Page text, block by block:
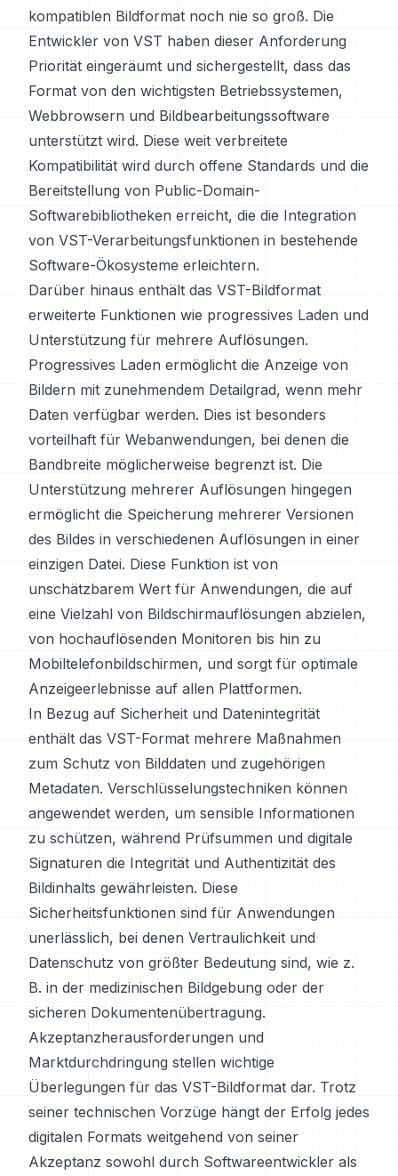
kompatiblen Bildformat noch nie so groß. Die
Entwickler von VST haben dieser Anforderung
Priorität eingeräumt und sichergestellt, dass das
Format von den wichtigsten Betriebssystemen,
Webbrowsern und Bildbearbeitungssoftware
unterstützt wird. Diese weit verbreitete
Kompatibilität wird durch offene Standards und die
Bereitstellung von Public-Domain-
Softwarebibliotheken erreicht, die die Integration
von VST-Verarbeitungsfunktionen in bestehende
Software-Ökosysteme erleichtern.
Darüber hinaus enthält das VST-Bildformat
erweiterte Funktionen wie progressives Laden und
Unterstützung für mehrere Auflösungen.
Progressives Laden ermöglicht die Anzeige von
Bildern mit zunehmendem Detailgrad, wenn mehr
Daten verfügbar werden. Dies ist besonders
vorteilhaft für Webanwendungen, bei denen die
Bandbreite möglicherweise begrenzt ist. Die
Unterstützung mehrerer Auflösungen hingegen
ermöglicht die Speicherung mehrerer Versionen
des Bildes in verschiedenen Auflösungen in einer
einzigen Datei. Diese Funktion ist von
unschätzbarem Wert für Anwendungen, die auf
eine Vielzahl von Bildschirmauflösungen abzielen,
von hochauflösenden Monitoren bis hin zu
Mobiltelefonbildschirmen, und sorgt für optimale
Anzeigeerlebnisse auf allen Plattformen.
In Bezug auf Sicherheit und Datenintegrität
enthält das VST-Format mehrere Maßnahmen
zum Schutz von Bilddaten und zugehörigen
Metadaten. Verschlüsselungstechniken können
angewendet werden, um sensible Informationen
zu schützen, während Prüfsummen und digitale
Signaturen die Integrität und Authentizität des
Bildinhalts gewährleisten. Diese
Sicherheitsfunktionen sind für Anwendungen
unerlässlich, bei denen Vertraulichkeit und
Datenschutz von größter Bedeutung sind, wie z.
B. in der medizinischen Bildgebung oder der
sicheren Dokumentenübertragung.
Akzeptanzherausforderungen und
Marktdurchdringung stellen wichtige
Überlegungen für das VST-Bildformat dar. Trotz
seiner technischen Vorzüge hängt der Erfolg jedes
digitalen Formats weitgehend von seiner
Akzeptanz sowohl durch Softwareentwickler als